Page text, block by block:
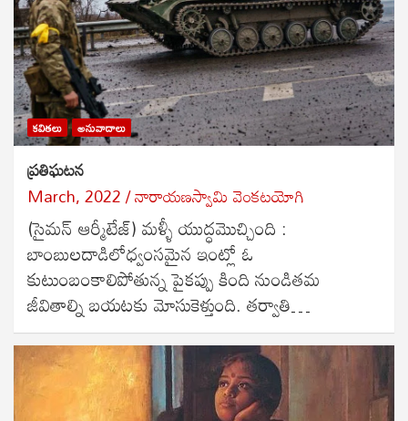
కవితలు అనువాదాలు
ప్రతిఘటన
March, 2022 నారాయణస్వామి వెంకటయోగి
(సైమన్ ఆర్మీటేజ్) మళ్ళీ యుద్ధమొచ్చింది :
బాంబులదాడిలోధ్వంసమైన ఇంట్లో ఓ
కుటుంబంకాలిపోతున్న పైకప్పు కింది నుండితమ
జీవితాల్ని బయటకు మోసుకెళ్తుంది. తర్వాతి…